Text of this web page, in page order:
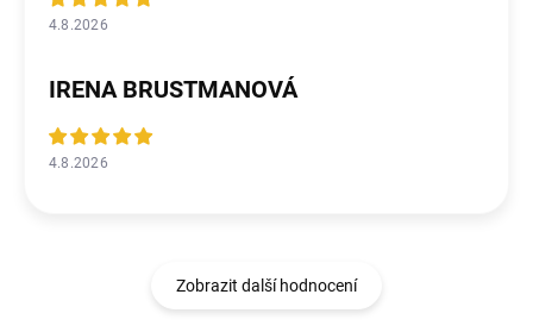
4.8.2026
IRENA BRUSTMANOVÁ
4.8.2026
Zobrazit další hodnocení